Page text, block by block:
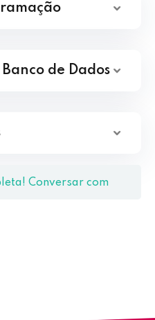
de Dados
Conversar com